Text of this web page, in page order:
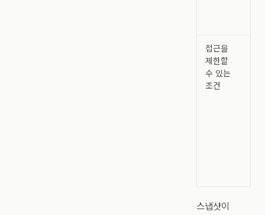
접근을
제한할
수 있는
조건
스냅샷이